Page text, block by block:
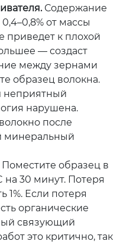
Содержание
от массы
приведет к плохой
— создаст
между зернами
образец волокна.
неприятный
нарушена.
после
минеральный
Поместите образец в
30 минут. Потеря
Если потеря
органические
связующий
это критично, так